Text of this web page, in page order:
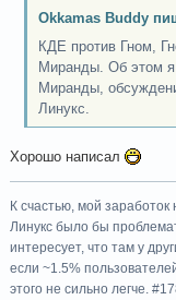
Okkamas Buddy
КДЕ против Гном,
Миранды. Об этом я
Миранды,
Линукс.
Хорошо написал
К счастью, мой
Линукс было бы
интересует, что там у
если ~1.5%
этого не сильно легче.